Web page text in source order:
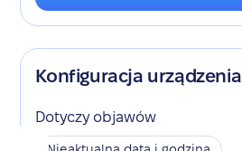
Konfiguracja urządzenia
Dotyczy objawów